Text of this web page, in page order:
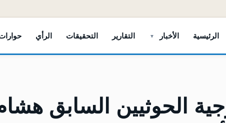
الرئيسية الأخبار التقارير التحقيقات الرأي
الحوثيين السابق